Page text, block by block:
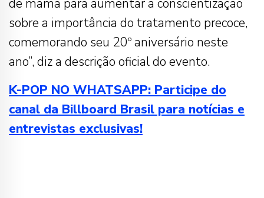
de mama para aumentar a conscientização
sobre a importância do tratamento precoce,
comemorando seu 20º aniversário neste
ano”, diz a descrição oficial do evento.
K-POP NO WHATSAPP: Participe do
canal da Billboard Brasil para notícias e
entrevistas exclusivas!